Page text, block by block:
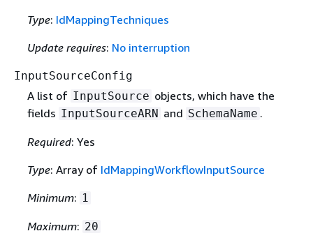
Type: IdMappingTechniques
Update requires: No interruption
InputSourceConfig
A list of InputSource objects, which have the
fields InputSourceARN and SchemaName .
Required: Yes
Type: Array of IdMappingWorkflowInputSource
Minimum: 1
Maximum: 20